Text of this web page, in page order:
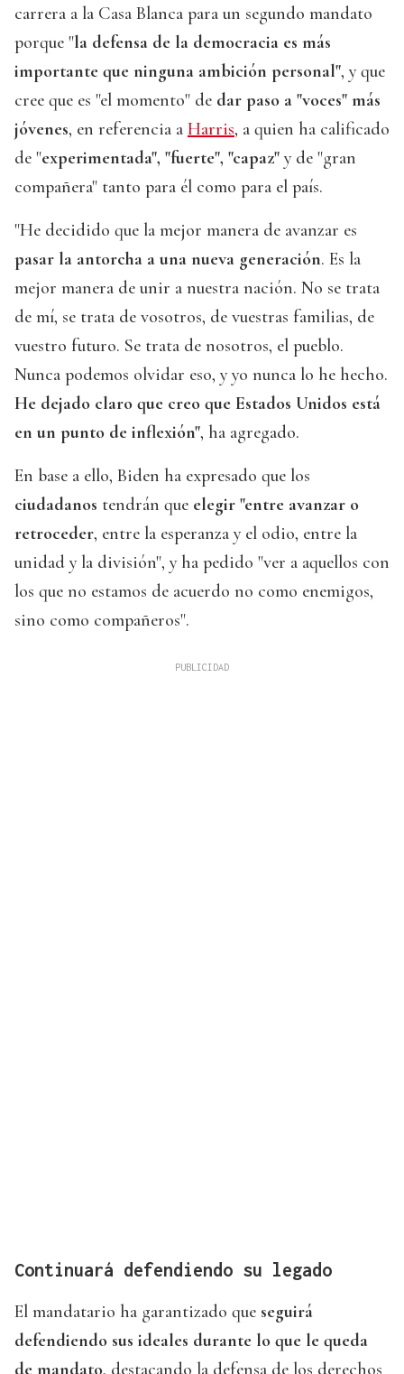
carrera a la Casa Blanca para un segundo mandato
porque "la defensa de la democracia es más
importante que ninguna ambición personal", y que
cree que es "el momento" de dar paso a "voces" más
jóvenes, en referencia a Harris, a quien ha calificado
de "experimentada", "fuerte", "capaz" y de "gran
compañera" tanto para él como para el país.
"He decidido que la mejor manera de avanzar es
pasar la antorcha a una nueva generación. Es la
mejor manera de unir a nuestra nación. No se trata
de mí, se trata de vosotros, de vuestras familias, de
vuestro futuro. Se trata de nosotros, el pueblo.
Nunca podemos olvidar eso, y yo nunca lo he hecho.
He dejado claro que creo que Estados Unidos está
en un punto de inflexión", ha agregado.
En base a ello, Biden ha expresado que los
ciudadanos tendrán que elegir "entre avanzar o
retroceder, entre la esperanza y el odio, entre la
unidad y la división", y ha pedido "ver a aquellos con
los que no estamos de acuerdo no como enemigos,
sino como compañeros".
Continuará defendiendo su legado
El mandatario ha garantizado que seguirá
defendiendo sus ideales durante lo que le queda